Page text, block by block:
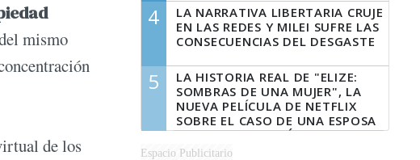
mismo
de los
4
LA NARRATIVA LIBERTARIA CRUJE
EN LAS REDES Y MILEI SUFRE LAS
CONSECUENCIAS DEL DESGASTE
5
LA HISTORIA REAL DE "ELIZE:
SOMBRAS DE UNA MUJER", LA
NUEVA PELÍCULA DE NETFLIX
SOBRE EL CASO DE UNA ESPOSA
QUE DESCUARTIZÓ A SU
MARIDO
Espacio Publicitario